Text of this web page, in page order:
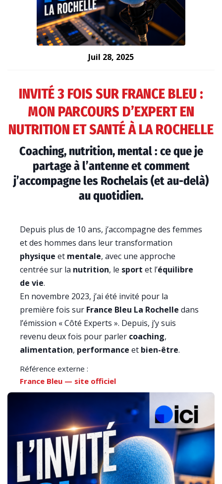
Juil 28, 2025
INVITÉ 3 FOIS SUR FRANCE BLEU :
MON PARCOURS D’EXPERT EN
NUTRITION ET SANTÉ À LA ROCHELLE
Coaching, nutrition, mental : ce que je
partage à l’antenne et comment
j’accompagne les Rochelais (et au-delà)
au quotidien.
Depuis plus de 10 ans, j’accompagne des femmes
et des hommes dans leur transformation
physique et mentale, avec une approche
centrée sur la nutrition, le sport et l’équilibre
de vie.
En novembre 2023, j’ai été invité pour la
première fois sur France Bleu La Rochelle dans
l’émission « Côté Experts ». Depuis, j’y suis
revenu deux fois pour parler coaching,
alimentation, performance et bien-être.
Référence externe :
France Bleu — site officiel